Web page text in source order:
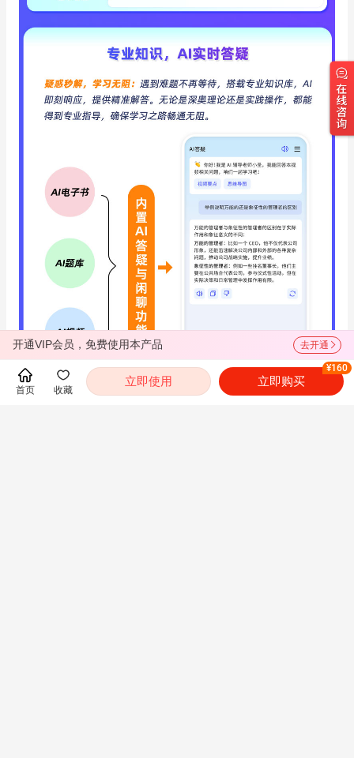
开通VIP会员，免费使用本产品 去开通
首页 收藏
立即使用 立即购买
¥160